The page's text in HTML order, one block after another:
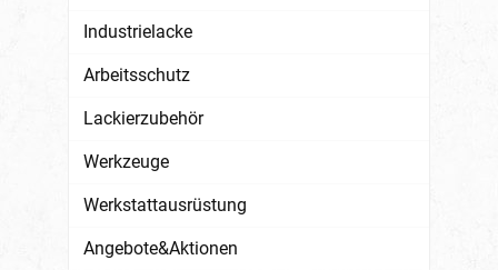
Industrielacke
Arbeitsschutz
Lackierzubehör
Werkzeuge
Werkstattausrüstung
Angebote&Aktionen